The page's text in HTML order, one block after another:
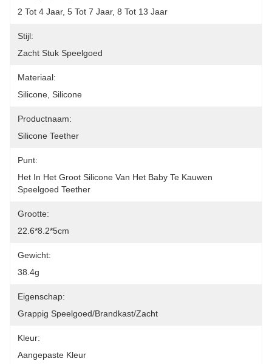
2 Tot 4 Jaar, 5 Tot 7 Jaar, 8 Tot 13 Jaar
Stijl:
Zacht Stuk Speelgoed
Materiaal:
Silicone, Silicone
Productnaam:
Silicone Teether
Punt:
Het In Het Groot Silicone Van Het Baby Te Kauwen
Speelgoed Teether
Grootte:
22.6*8.2*5cm
Gewicht:
38.4g
Eigenschap:
Grappig Speelgoed/Brandkast/Zacht
Kleur:
Aangepaste Kleur